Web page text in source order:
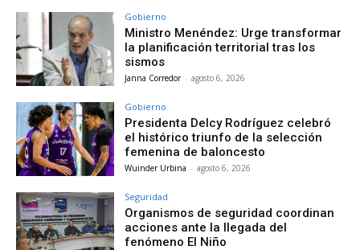
Gobierno
Ministro Menéndez: Urge transformar
la planificación territorial tras los
sismos
Janna Corredor - agosto 6, 2026
Gobierno
Presidenta Delcy Rodríguez celebró
el histórico triunfo de la selección
femenina de baloncesto
Wuinder Urbina - agosto 6, 2026
Seguridad
Organismos de seguridad coordinan
acciones ante la llegada del
fenómeno El Niño